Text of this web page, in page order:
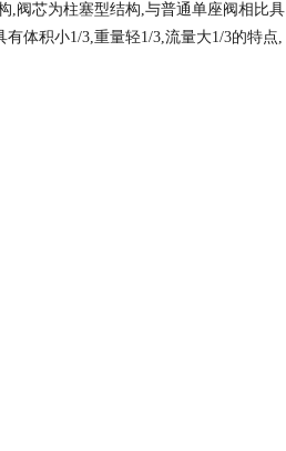
,阀芯为柱塞型结构,与普通单座阀相比具
有体积小1/3,重量轻1/3,流量大1/3的特点,